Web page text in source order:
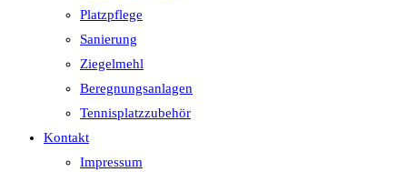
Platzpflege
Sanierung
Ziegelmehl
Beregnungsanlagen
Tennisplatzzubehör
Kontakt
Impressum